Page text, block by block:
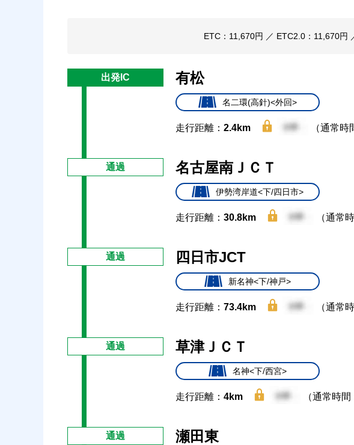
ETC：11,670円 ／ ETC2.0：11,670円
出発IC 有松
名二環(高針)<外回>
走行距離： 2.4km （通常時
通過 名古屋南ＪＣＴ
伊勢湾岸道<下/四日市>
走行距離： 30.8km （通常
通過 四日市JCT
新名神<下/神戸>
走行距離： 73.4km （通常
通過 草津ＪＣＴ
名神<下/西宮>
走行距離： 4km （通常時間
通過 瀬田東